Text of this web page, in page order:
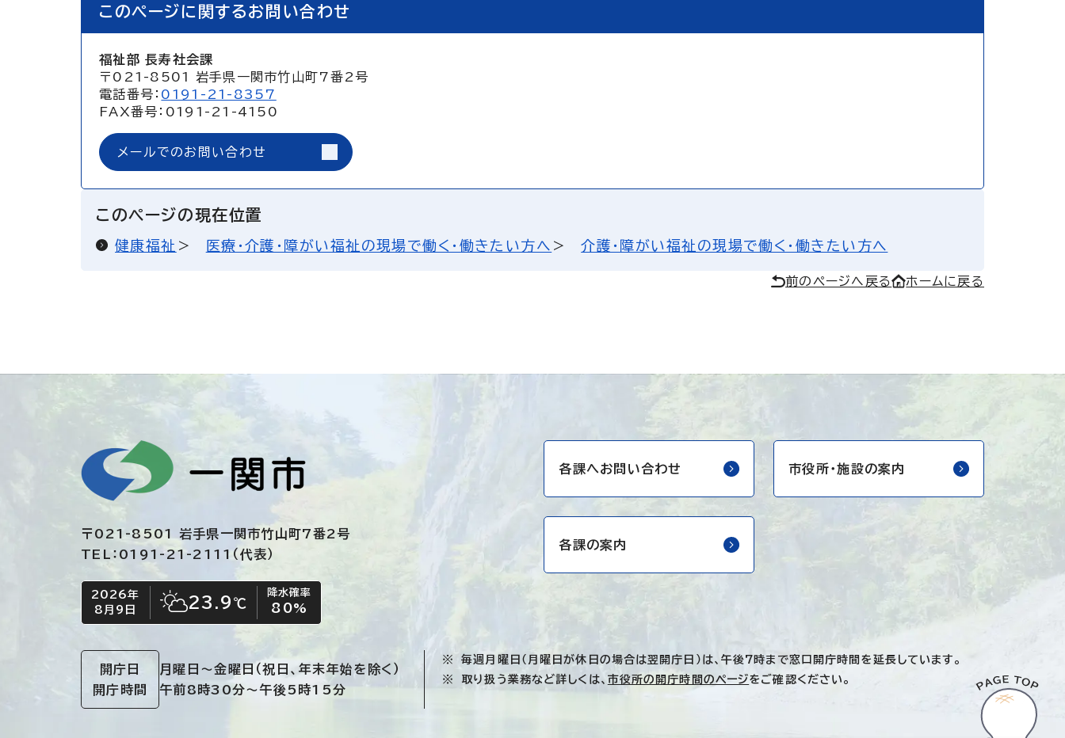
このページに関するお問い合わせ
福祉部 長寿社会課
〒021-8501 岩手県一関市竹山町7番2号
電話番号： 0191-21-8357
FAX番号：0191-21-4150
メールでのお問い合わせ
このページの現在位置
健康福祉 医療・介護・障がい福祉の現場で働く・働きたい方へ 介護・障がい福祉の現場で働く・働きたい方へ
前のページへ戻る ホームに戻る
〒021-8501 岩手県一関市竹山町7番2号
TEL：0191-21-2111（代表）
今日の日付
2026年
8月9日
今日の天気
晴れ時々くもり
23.9℃
降水確率
80%
各課へお問い合わせ 市役所・施設の案内
各課の案内
開庁日
開庁時間
月曜日～金曜日 （祝日、年末年始を除く）
午前8時30分～午後5時15分
毎週月曜日（月曜日が休日の場合は翌開庁日）は、午後7時まで窓口開庁時間を延長しています。
取り扱う業務など詳しくは、 市役所の開庁時間のページをご確認ください。